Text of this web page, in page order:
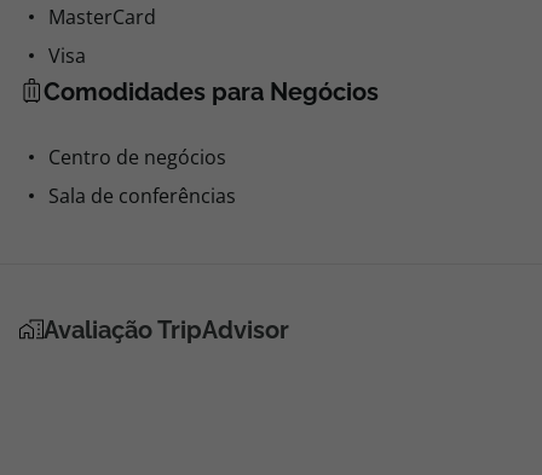
MasterCard
Visa
Comodidades para Negócios
Centro de negócios
Sala de conferências
Avaliação TripAdvisor